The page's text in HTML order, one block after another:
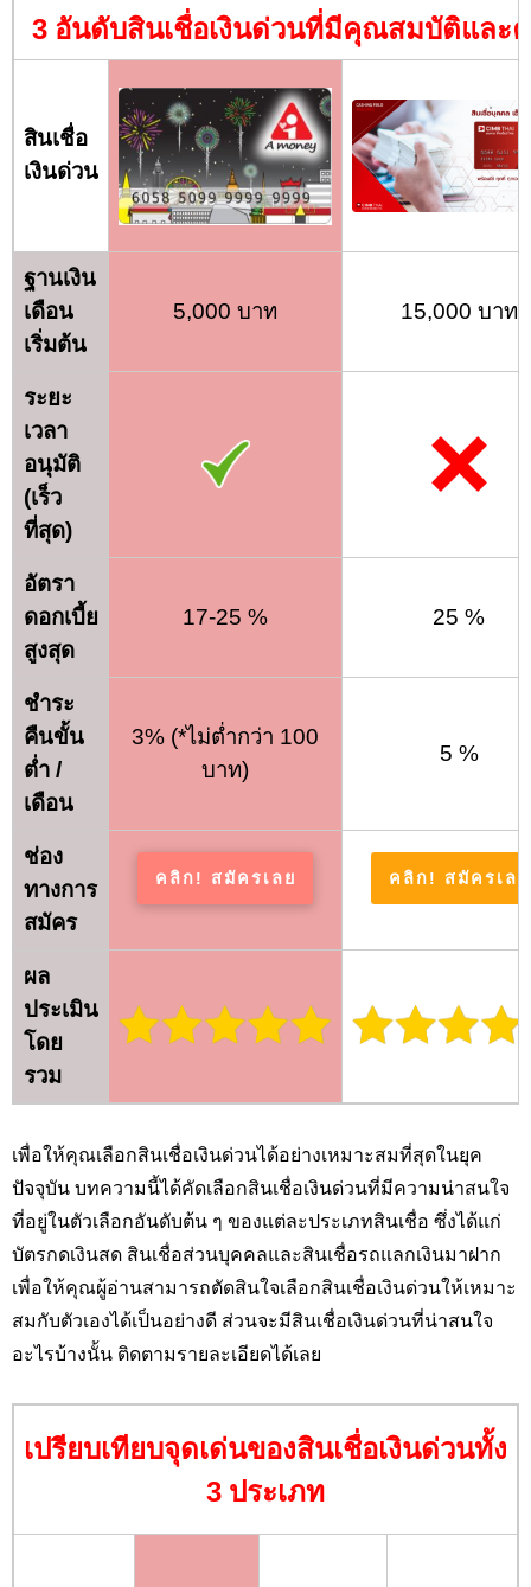
3 อันดับสินเชื่อเงินด่วนที่มีคุณสมบัติและ
สินเชื่อ
เงินด่วน
ฐานเงิน
เดือน
เริ่มต้น
5,000 บาท 15,000 บาท
ระยะ
เวลา
อนุมัติ
(เร็ว
ที่สุด)
อัตรา
ดอกเบี้ย
สูงสุด
17-25 % 25 %
ชำระ
คืนขั้น
ต่ำ /
เดือน
3% (*ไม่ต่ำกว่า 100
บาท)
5 %
ช่อง
ทางการ
สมัคร
คลิก! สมัครเลย คลิก! สมัครเลย
ผล
ประเมิน
โดย
รวม
เพื่อให้คุณเลือกสินเชื่อเงินด่วนได้อย่างเหมาะสมที่สุดในยุค
ปัจจุบัน บทความนี้ได้คัดเลือกสินเชื่อเงินด่วนที่มีความน่าสนใจ
ที่อยู่ในตัวเลือกอันดับต้น ๆ ของแต่ละประเภทสินเชื่อ ซึ่งได้แก่
บัตรกดเงินสด สินเชื่อส่วนบุคคลและสินเชื่อรถแลกเงินมาฝาก
เพื่อให้คุณผู้อ่านสามารถตัดสินใจเลือกสินเชื่อเงินด่วนให้เหมาะ
สมกับตัวเองได้เป็นอย่างดี ส่วนจะมีสินเชื่อเงินด่วนที่น่าสนใจ
อะไรบ้างนั้น ติดตามรายละเอียดได้เลย
เปรียบเทียบจุดเด่นของสินเชื่อเงินด่วนทั้ง
3 ประเภท